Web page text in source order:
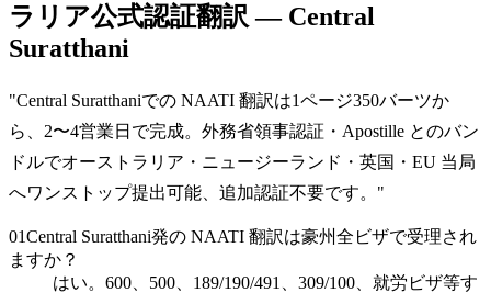
ラリア公式認証翻訳 — Central
Suratthani
"Central Suratthaniでの NAATI 翻訳は1ページ350バーツか
ら、2〜4営業日で完成。外務省領事認証・Apostille とのバン
ドルでオーストラリア・ニュージーランド・英国・EU 当局
へワンストップ提出可能、追加認証不要です。 "
01Central Suratthani発の NAATI 翻訳は豪州全ビザで受理され
ますか？
はい。600、500、189/190/491、309/100、就労ビザ等す